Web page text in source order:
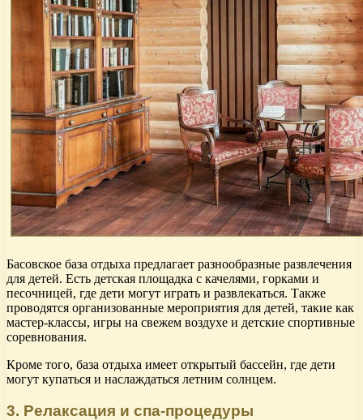
Басовское база отдыха предлагает разнообразные развлечения
для детей. Есть детская площадка с качелями, горками и
песочницей, где дети могут играть и развлекаться. Также
проводятся организованные мероприятия для детей, такие как
мастер-классы, игры на свежем воздухе и детские спортивные
соревнования.
Кроме того, база отдыха имеет открытый бассейн, где дети
могут купаться и наслаждаться летним солнцем.
3. Релаксация и спа-процедуры